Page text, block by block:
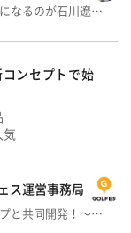
なるのが石川遼…
コンセプトで始
気
ス運営事務局
と共同開発！～…